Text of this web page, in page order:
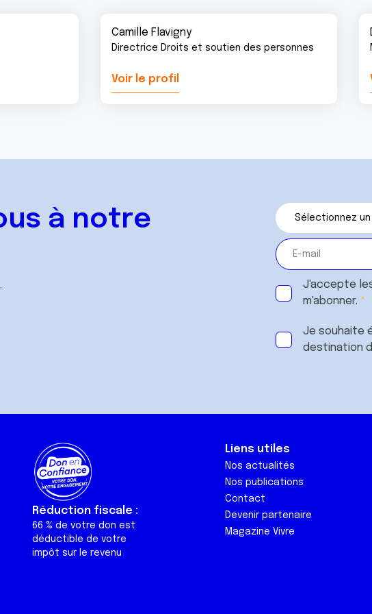
Camille Flavigny
Directrice Droits et soutien des personnes
Voir le profil
à notre
J'accepte
m'abonner.
Je souhaite
destination
Réduction fiscale :
66 % de votre don est
déductible de votre
impôt sur le revenu
Liens utiles
Nos actualités
Nos publications
Contact
Devenir partenaire
Magazine Vivre